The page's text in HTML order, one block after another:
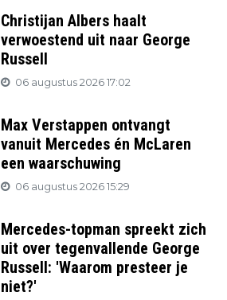
Christijan Albers haalt
verwoestend uit naar George
Russell
06 augustus 2026 17:02
Max Verstappen ontvangt
vanuit Mercedes én McLaren
een waarschuwing
06 augustus 2026 15:29
Mercedes-topman spreekt zich
uit over tegenvallende George
Russell: 'Waarom presteer je
niet?'